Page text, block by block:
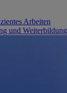
Arbeiten
und Weiterbildung